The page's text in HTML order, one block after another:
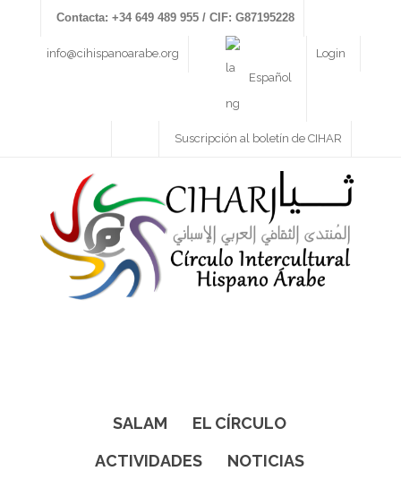
Contacta: +34 649 489 955 / CIF: G87195228
info@cihispanoarabe.org
Login
Español
Suscripción al boletín de CIHAR
SALAM
EL CÍRCULO
ACTIVIDADES
NOTICIAS